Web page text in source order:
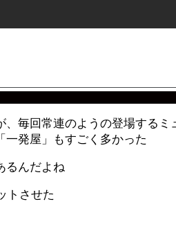
毎回常連のようの登場する
発屋」もすごく多かった
るんだよね
トさせた